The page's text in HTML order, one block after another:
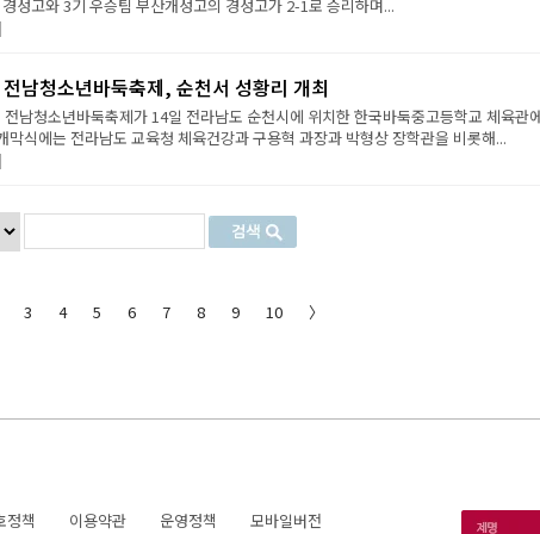
성고와 3기 우승팀 부산개성고의 경성고가 2-1로 승리하며...
남청소년바둑축제, 순천서 성황리 개최
남청소년바둑축제가 14일 전라남도 순천시에 위치한 한국바둑중고등학교 체육관
막식에는 전라남도 교육청 체육건강과 구용혁 과장과 박형상 장학관을 비롯해...
3 4 5 6 7 8 9 10 〉
정책 이용약관 운영정책 모바일버전